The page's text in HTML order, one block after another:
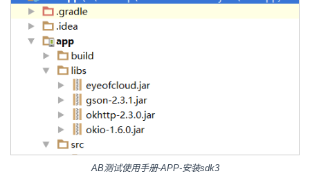
AB测试使用手册-APP-安装sdk3